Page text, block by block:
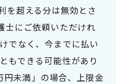
を超える分は無効とさ
士にご依頼いただけれ
でなく、今までに払い
もできる可能性があり
円未満」の場合、上限金